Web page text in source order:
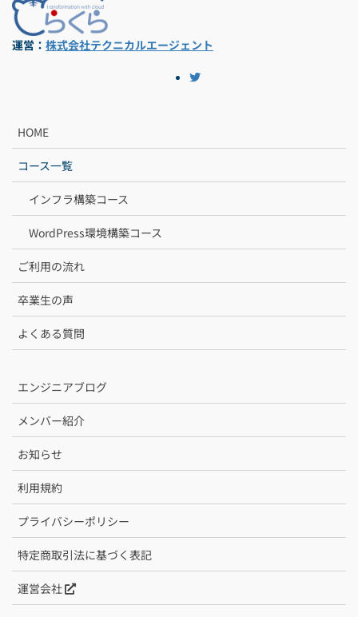
運営： 株式会社テクニカルエージェント
HOME
コース一覧
インフラ構築コース
WordPress環境構築コース
ご利用の流れ
卒業生の声
よくある質問
エンジニアブログ
メンバー紹介
お知らせ
利用規約
プライバシーポリシー
特定商取引法に基づく表記
運営会社